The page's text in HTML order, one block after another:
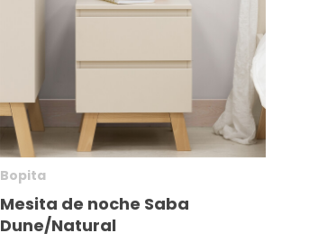
Bopita
Mesita de noche Saba
Dune/Natural